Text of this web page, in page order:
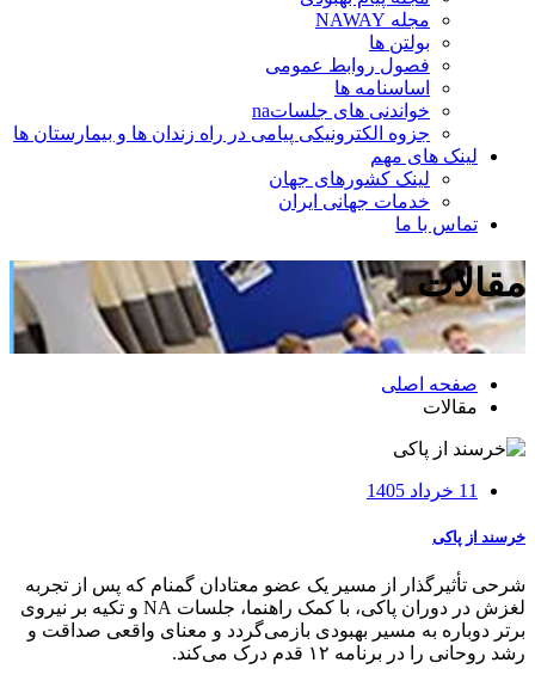
مجله NAWAY
بولتن ها
فصول روابط عمومی
اساسنامه ها
خواندنی های جلساتna
جزوه الکترونیکی پیامی در راه زندان ها و بیمارستان ها
لینک های مهم
لینک کشورهای جهان
خدمات جهانی ایران
تماس با ما
مقالات
صفحه اصلی
مقالات
11 خرداد 1405
خرسند از پاکی
شرحی تأثیرگذار از مسیر یک عضو معتادان گمنام که پس از تجربه
لغزش در دوران پاکی، با کمک راهنما، جلسات NA و تکیه بر نیروی
برتر دوباره به مسیر بهبودی بازمی‌گردد و معنای واقعی صداقت و
رشد روحانی را در برنامه ۱۲ قدم درک می‌کند.